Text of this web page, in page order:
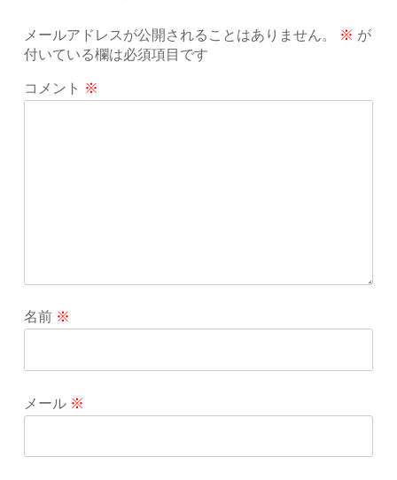
メールアドレスが公開されることはありません。 ※ が
付いている欄は必須項目です
コメント ※
名前 ※
メール ※